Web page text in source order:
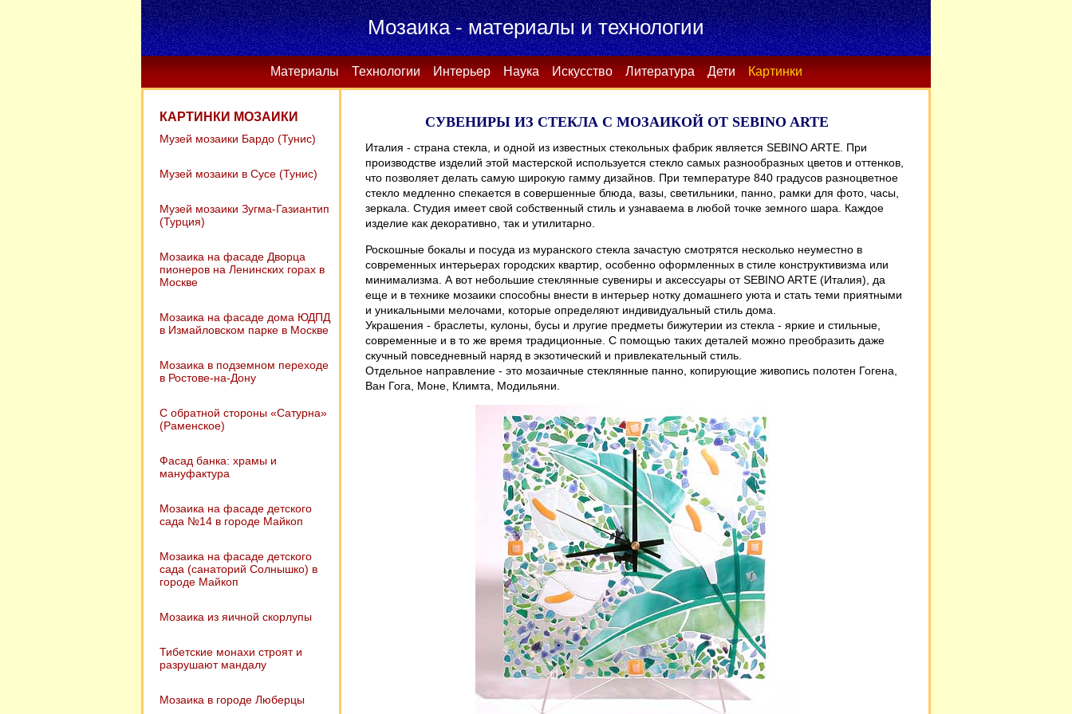
Мозаика - материалы и технологии
Материалы Технологии Интерьер Наука Искусство Литература Дети Картинки
КАРТИНКИ МОЗАИКИ
Музей мозаики Бардо (Тунис)
Музей мозаики в Сусе (Тунис)
Музей мозаики Зугма-Газиантип
(Турция)
Мозаика на фасаде Дворца
пионеров на Ленинских горах в
Москве
Мозаика на фасаде дома ЮДПД
в Измайловском парке в Москве
Мозаика в подземном переходе
в Ростове-на-Дону
С обратной стороны «Сатурна»
(Раменское)
Фасад банка: храмы и
мануфактура
Мозаика на фасаде детского
сада №14 в городе Майкоп
Мозаика на фасаде детского
сада (санаторий Солнышко) в
городе Майкоп
Мозаика из яичной скорлупы
Тибетские монахи строят и
разрушают мандалу
Мозаика в городе Люберцы
СУВЕНИРЫ ИЗ CТЕКЛА С МОЗАИКОЙ ОТ SEBINO ARTE
Италия - страна стекла, и одной из известных стекольных фабрик является SEBINO ARTE. При
производстве изделий этой мастерской используется стекло самых разнообразных цветов и оттенков,
что позволяет делать самую широкую гамму дизайнов. При температуре 840 градусов разноцветное
стекло медленно спекается в совершенные блюда, вазы, светильники, панно, рамки для фото, часы,
зеркала. Студия имеет свой собственный стиль и узнаваема в любой точке земного шара. Каждое
изделие как декоративно, так и утилитарно.
Роскошные бокалы и посуда из муранского стекла зачастую смотрятся несколько неуместно в
современных интерьерах городских квартир, особенно оформленных в стиле конструктивизма или
минимализма. А вот небольшие стеклянные сувениры и аксессуары от SEBINO ARTE (Италия), да
еще и в технике мозаики способны внести в интерьер нотку домашнего уюта и стать теми приятными
и уникальными мелочами, которые определяют индивидуальный стиль дома.
Украшения - браслеты, кулоны, бусы и лругие предметы бижутерии из стекла - яркие и стильные,
современные и в то же время традиционные. С помощью таких деталей можно преобразить даже
скучный повседневный наряд в экзотический и привлекательный стиль.
Отдельное направление - это мозаичные стеклянные панно, копирующие живопись полотен Гогена,
Ван Гога, Моне, Климта, Модильяни.